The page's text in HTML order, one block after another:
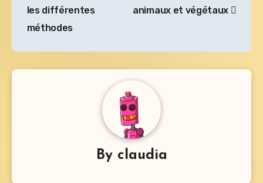
l’article
les différentes
méthodes
animaux et végétaux
By claudia